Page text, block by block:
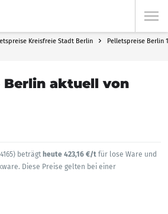
Kreisfreie Stadt Berlin Pelletspreise Berlin
Berlin aktuell von
beträgt heute 423,16 €/t für lose Ware und
Diese Preise gelten bei einer